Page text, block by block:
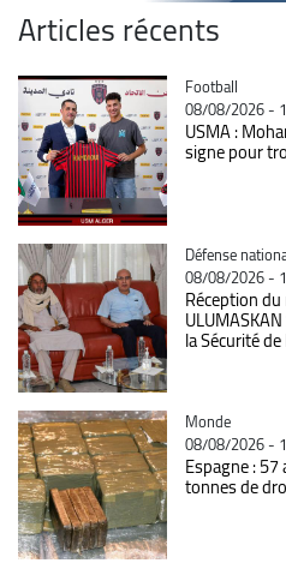
Articles récents
Catégorie
Football
08/08/2026 -
USMA :
signe pour
Catégorie
Défense
08/08/2026 -
Réception
la Sécurité de
Catégorie
Monde
08/08/2026 -
Espagne :
tonnes de